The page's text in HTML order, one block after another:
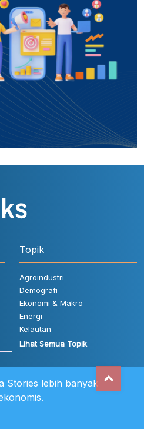
Topik
Agroindustri
Demografi
Ekonomi & Makro
Energi
Kelautan
Lihat Semua Topik
Stories lebih banyak